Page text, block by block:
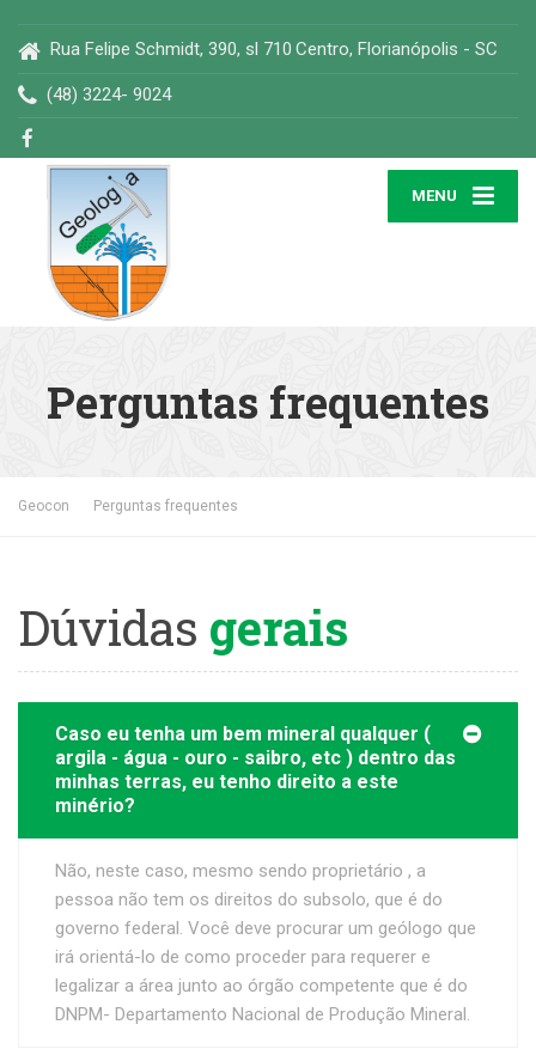
Rua Felipe Schmidt, 390, sl 710 Centro, Florianópolis - SC
(48) 3224- 9024
MENU
Perguntas frequentes
Geocon Perguntas frequentes
Dúvidas gerais
Caso eu tenha um bem mineral qualquer (
argila - água - ouro - saibro, etc ) dentro das
minhas terras, eu tenho direito a este
minério?
Não, neste caso, mesmo sendo proprietário , a
pessoa não tem os direitos do subsolo, que é do
governo federal. Você deve procurar um geólogo que
irá orientá-lo de como proceder para requerer e
legalizar a área junto ao órgão competente que é do
DNPM- Departamento Nacional de Produção Mineral.